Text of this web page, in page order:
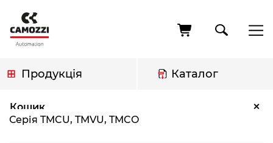
основного
вмісту
Продукція Каталог
Кошик ×
навіґації
Серія TMCU, TMVU, TMCO